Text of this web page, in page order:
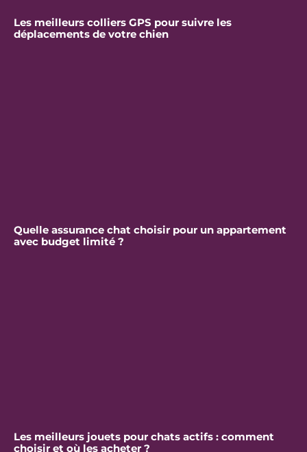
Les meilleurs colliers GPS pour suivre les
déplacements de votre chien
Quelle assurance chat choisir pour un appartement
avec budget limité ?
Les meilleurs jouets pour chats actifs : comment
choisir et où les acheter ?